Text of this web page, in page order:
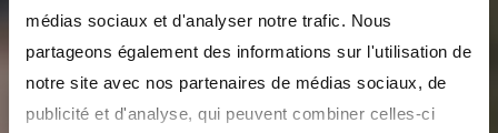
médias sociaux et d'analyser notre trafic. Nous
partageons également des informations sur l'utilisation de
notre site avec nos partenaires de médias sociaux, de
publicité et d'analyse, qui peuvent combiner celles-ci
Abonnez-vous à notre
newsletter
pour recevoir des informations sur la commune